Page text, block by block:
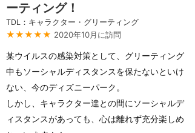
ーティング！
TDL：キャラクター・グリーティング
★★★★★ 2020年10月に訪問
某ウイルスの感染対策として、グリーティング
中もソーシャルディスタンスを保たないといけ
ない、今のディズニーパーク。
しかし、キャラクター達との間にソーシャルデ
ィスタンスがあっても、心は離れず充分楽しめ